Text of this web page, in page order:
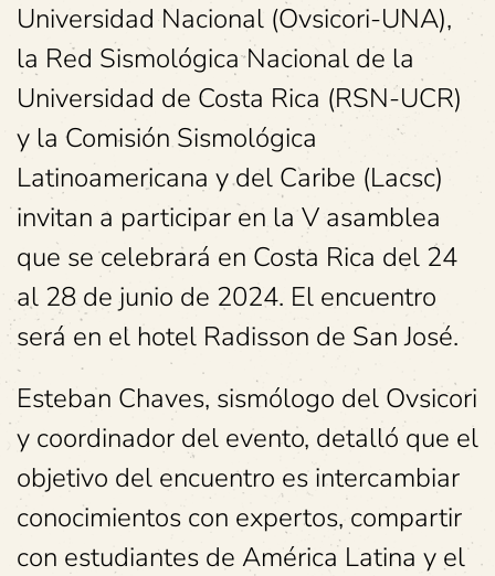
Universidad Nacional (Ovsicori-UNA),
la Red Sismológica Nacional de la
Universidad de Costa Rica (RSN-UCR)
y la Comisión Sismológica
Latinoamericana y del Caribe (Lacsc)
invitan a participar en la V asamblea
que se celebrará en Costa Rica del 24
al 28 de junio de 2024. El encuentro
será en el hotel Radisson de San José.
Esteban Chaves, sismólogo del Ovsicori
y coordinador del evento, detalló que el
objetivo del encuentro es intercambiar
conocimientos con expertos, compartir
con estudiantes de América Latina y el